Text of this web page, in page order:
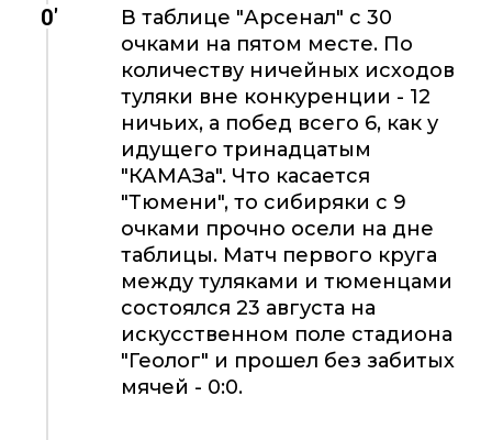
0'
В таблице "Арсенал" с 30
очками на пятом месте. По
количеству ничейных исходов
туляки вне конкуренции - 12
ничьих, а побед всего 6, как у
идущего тринадцатым
"КАМАЗа". Что касается
"Тюмени", то сибиряки с 9
очками прочно осели на дне
таблицы. Матч первого круга
между туляками и тюменцами
состоялся 23 августа на
искусственном поле стадиона
"Геолог" и прошел без забитых
мячей - 0:0.